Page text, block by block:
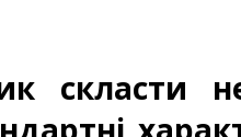
скласти